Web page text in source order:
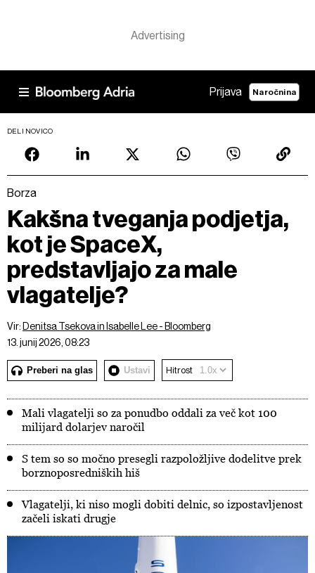
Prijava Naročnina
DELI NOVICO
Borza
Kakšna tveganja podjetja,
kot je SpaceX,
predstavljajo za male
vlagatelje?
Vir: Denitsa Tsekova in Isabelle Lee - Bloomberg
13. junij 2026, 08:23
Preberi na glas Ustavi Hitrost
Mali vlagatelji so za ponudbo oddali za več kot 100
milijard dolarjev naročil
S tem so so močno presegli razpoložljive dodelitve prek
borznoposredniških hiš
Vlagatelji, ki niso mogli dobiti delnic, so izpostavljenost
začeli iskati drugje